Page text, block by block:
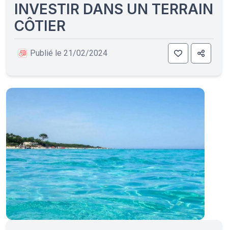
INVESTIR DANS UN TERRAIN
CÔTIER
Publié le 21/02/2024